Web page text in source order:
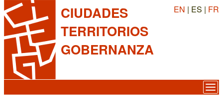
CIUDADES
TERRITORIOS
GOBERNANZA
EN | ES | FR